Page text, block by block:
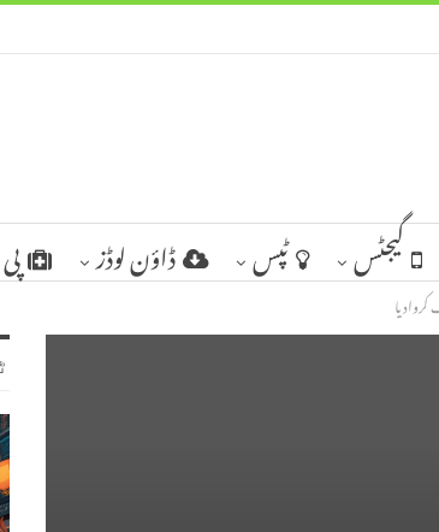
گیجٹس ٹپس ڈاؤن لوڈز